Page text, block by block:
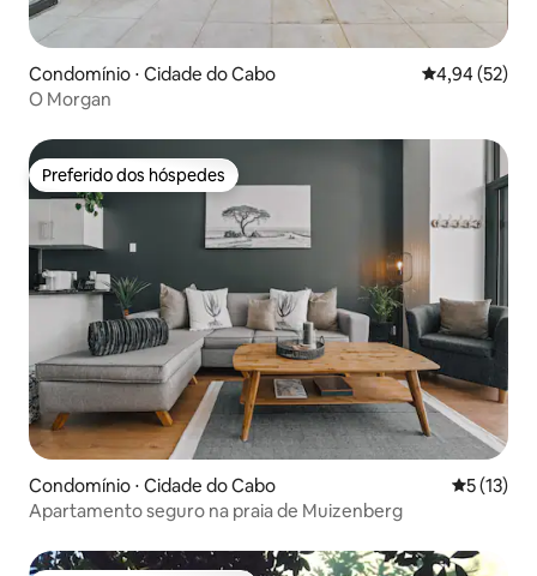
Condomínio ⋅ Cidade do Cabo 4,94 de uma
4,94 (52)
O Morgan
Preferido dos hóspedes
Preferido dos hóspedes
Condomínio ⋅ Cidade do Cabo 5 de uma
5 (13)
Apartamento seguro na praia de Muizenberg